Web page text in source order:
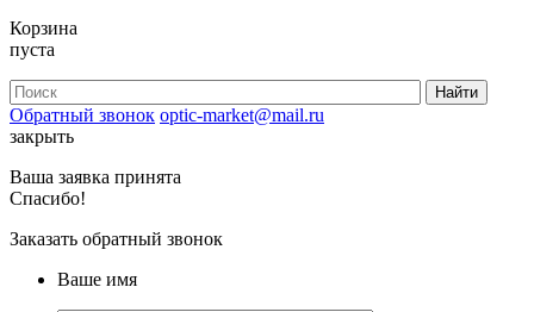
Корзина
пуста
Обратный звонок optic-market@mail.ru
закрыть
Ваша заявка принята
Спасибо!
Заказать обратный звонок
Ваше имя